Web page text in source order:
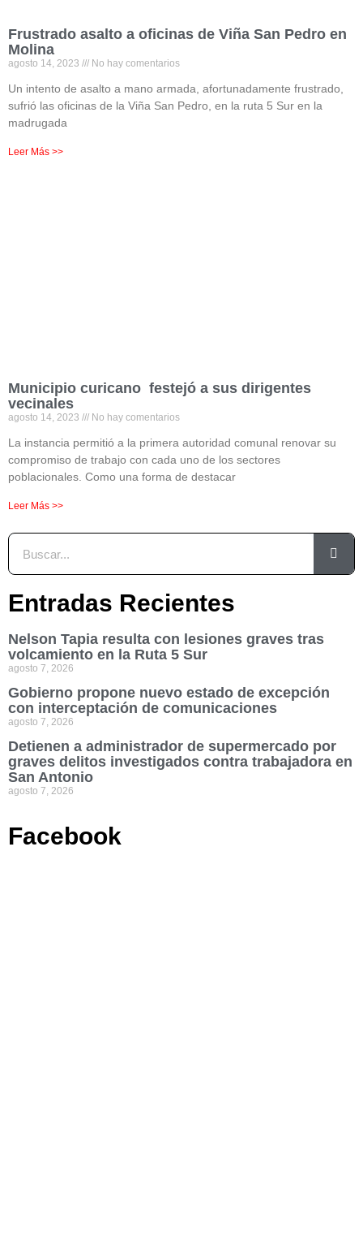
Frustrado asalto a oficinas de Viña San Pedro en
Molina
agosto 14, 2023 No hay comentarios
Un intento de asalto a mano armada, afortunadamente frustrado,
sufrió las oficinas de la Viña San Pedro, en la ruta 5 Sur en la
madrugada
Leer Más >>
Municipio curicano festejó a sus dirigentes
vecinales
agosto 14, 2023 No hay comentarios
La instancia permitió a la primera autoridad comunal renovar su
compromiso de trabajo con cada uno de los sectores
poblacionales. Como una forma de destacar
Leer Más >>
Entradas Recientes
Nelson Tapia resulta con lesiones graves tras
volcamiento en la Ruta 5 Sur
agosto 7, 2026
Gobierno propone nuevo estado de excepción
con interceptación de comunicaciones
agosto 7, 2026
Detienen a administrador de supermercado por
graves delitos investigados contra trabajadora en
San Antonio
agosto 7, 2026
Facebook